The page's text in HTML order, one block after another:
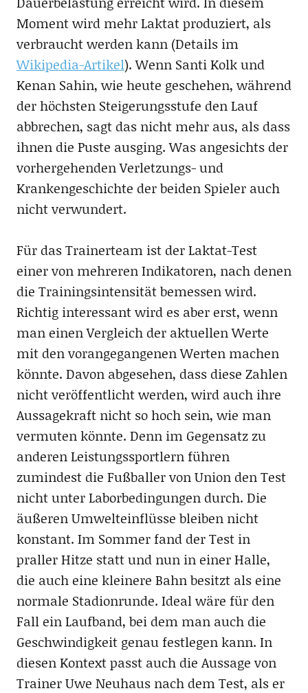
Moment wird mehr Laktat produziert, als
verbraucht werden kann (Details im
Wikipedia-Artikel). Wenn Santi Kolk und
Kenan Sahin, wie heute geschehen, während
der höchsten Steigerungsstufe den Lauf
abbrechen, sagt das nicht mehr aus, als dass
ihnen die Puste ausging. Was angesichts der
vorhergehenden Verletzungs- und
Krankengeschichte der beiden Spieler auch
nicht verwundert.
Für das Trainerteam ist der Laktat-Test
einer von mehreren Indikatoren, nach denen
die Trainingsintensität bemessen wird.
Richtig interessant wird es aber erst, wenn
man einen Vergleich der aktuellen Werte
mit den vorangegangenen Werten machen
könnte. Davon abgesehen, dass diese Zahlen
nicht veröffentlicht werden, wird auch ihre
Aussagekraft nicht so hoch sein, wie man
vermuten könnte. Denn im Gegensatz zu
anderen Leistungssportlern führen
zumindest die Fußballer von Union den Test
nicht unter Laborbedingungen durch. Die
äußeren Umwelteinflüsse bleiben nicht
konstant. Im Sommer fand der Test in
praller Hitze statt und nun in einer Halle,
die auch eine kleinere Bahn besitzt als eine
normale Stadionrunde. Ideal wäre für den
Fall ein Laufband, bei dem man auch die
Geschwindigkeit genau festlegen kann. In
diesen Kontext passt auch die Aussage von
Trainer Uwe Neuhaus nach dem Test, als er